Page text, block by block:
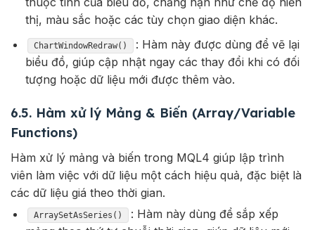
thị, màu sắc hoặc các tùy chọn giao diện khác.
ChartWindowRedraw()
: Hàm này được dùng để vẽ lại
biểu đồ, giúp cập nhật ngay các thay đổi khi có đối
tượng hoặc dữ liệu mới được thêm vào.
6.5. Hàm xử lý Mảng & Biến (Array/Variable
Functions)
Hàm xử lý mảng và biến trong MQL4 giúp lập trình
viên làm việc với dữ liệu một cách hiệu quả, đặc biệt là
các dữ liệu giá theo thời gian.
ArraySetAsSeries()
: Hàm này dùng để sắp xếp